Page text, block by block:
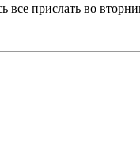
все прислать во